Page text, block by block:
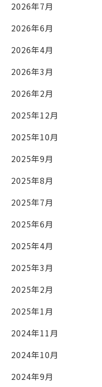
2026年7月
2026年6月
2026年4月
2026年3月
2026年2月
2025年12月
2025年10月
2025年9月
2025年8月
2025年7月
2025年6月
2025年4月
2025年3月
2025年2月
2025年1月
2024年11月
2024年10月
2024年9月